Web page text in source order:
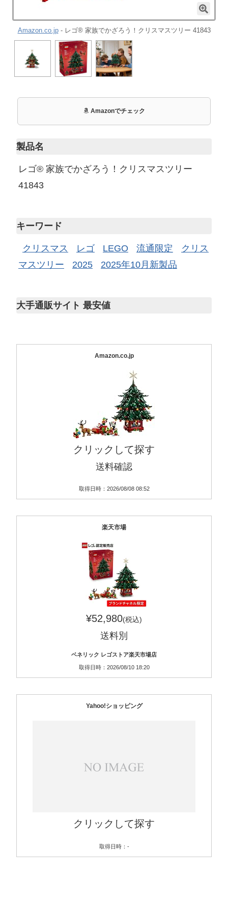
Amazon.co.jp- レゴ® 家族でかざろう！クリスマスツリー 41843
Amazonでチェック
製品名
レゴ® 家族でかざろう！クリスマスツリー
41843
キーワード
クリスマス レゴ LEGO 流通限定
クリス
マスツリー
2025 2025年10月新製品
大手通販サイト 最安値
Amazon.co.jp
クリックして探す
送料確認
取得日時：2026/08/08 08:52
楽天市場
¥52,980(税込)
送料別
ベネリック レゴストア楽天市場店
取得日時：2026/08/10 18:20
Yahoo!ショッピング
クリックして探す
取得日時：-